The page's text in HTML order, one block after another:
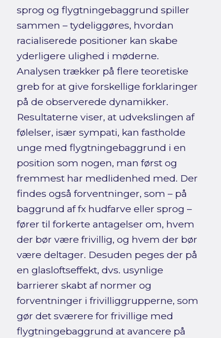
sprog og flygtningebaggrund spiller
sammen – tydeliggøres, hvordan
racialiserede positioner kan skabe
yderligere ulighed i møderne.
Analysen trækker på flere teoretiske
greb for at give forskellige forklaringer
på de observerede dynamikker.
Resultaterne viser, at udvekslingen af
følelser, især sympati, kan fastholde
unge med flygtningebaggrund i en
position som nogen, man først og
fremmest har medlidenhed med. Der
findes også forventninger, som – på
baggrund af fx hudfarve eller sprog –
fører til forkerte antagelser om, hvem
der bør være frivillig, og hvem der bør
være deltager. Desuden peges der på
en glasloftseffekt, dvs. usynlige
barrierer skabt af normer og
forventninger i frivilliggrupperne, som
gør det sværere for frivillige med
flygtningebaggrund at avancere på